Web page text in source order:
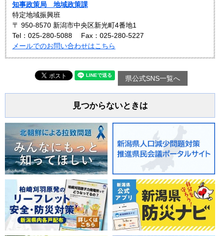
知事政策局 地域政策課
特定地域振興班
〒 950-8570 新潟市中央区新光町4番地1
Tel：025-280-5088
Fax：025-280-5227
メールでのお問い合わせはこちら
県公式SNS一覧へ
見つからないときは